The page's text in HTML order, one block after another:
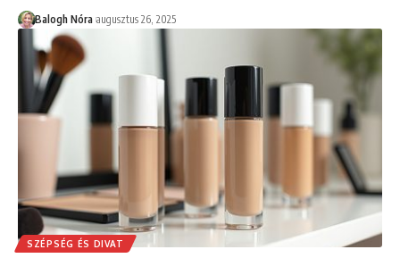
Balogh Nóra augusztus 26, 2025
SZÉPSÉG ÉS DIVAT